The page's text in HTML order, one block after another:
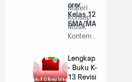
orer
Kelas 12
SMA/MA
Materi
Konsep
Musik
Kontemp
Kelas 12
SMA/MA
…
Lengkap
- Buku K-
13 Revisi